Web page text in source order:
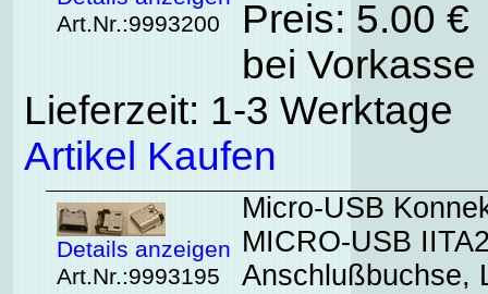
Art.Nr.:9993200
Preis: 5.00
bei
Lieferzeit: 1-3 Werktage
Artikel Kaufen
Details anzeigen
Art.Nr.:9993195
Micro-USB
MICRO-USB
Anschlußbuchse,